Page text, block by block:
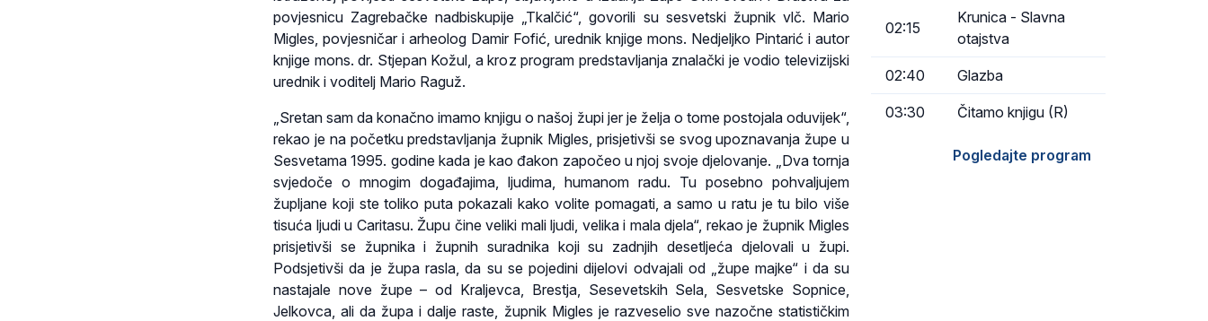
povjesnicu Zagrebačke nadbiskupije „Tkalčić“, govorili su sesvetski župnik vlč. Mario
Migles, povjesničar i arheolog Damir Fofić, urednik knjige mons. Nedjeljko Pintarić i autor
knjige mons. dr. Stjepan Kožul, a kroz program predstavljanja znalački je vodio televizijski
urednik i voditelj Mario Raguž.
„Sretan sam da konačno imamo knjigu o našoj župi jer je želja o tome postojala oduvijek“,
rekao je na početku predstavljanja župnik Migles, prisjetivši se svog upoznavanja župe u
Sesvetama 1995. godine kada je kao đakon započeo u njoj svoje djelovanje. „Dva tornja
svjedoče o mnogim događajima, ljudima, humanom radu. Tu posebno pohvaljujem
župljane koji ste toliko puta pokazali kako volite pomagati, a samo u ratu je tu bilo više
tisuća ljudi u Caritasu. Župu čine veliki mali ljudi, velika i mala djela“, rekao je župnik Migles
prisjetivši se župnika i župnih suradnika koji su zadnjih desetljeća djelovali u župi.
Podsjetivši da je župa rasla, da su se pojedini dijelovi odvajali od „župe majke“ i da su
nastajale nove župe – od Kraljevca, Brestja, Sesevetskih Sela, Sesvetske Sopnice,
Jelkovca, ali da župa i dalje raste, župnik Migles je razveselio sve nazočne statističkim
02:15
Krunica - Slavna
otajstva
02:40 Glazba
03:30 Čitamo knjigu (R)
Pogledajte program